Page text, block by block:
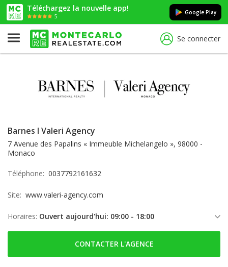
Téléchargez la nouvelle app!
5
Google Play
Se connecter
Barnes I Valeri Agency
7 Avenue des Papalins « Immeuble Michelangelo », 98000 -
Monaco
Téléphone: 0037792161632
Site: www.valeri-agency.com
Horaires: Ouvert aujourd'hui: 09:00 - 18:00
vendredi: 09:00 - 18:00
samedi: FerméCONTACTER L'AGENCE